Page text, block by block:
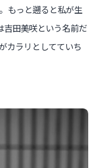
もっと遡ると私が生
吉田美咲という名前だ
カラリとしてていち